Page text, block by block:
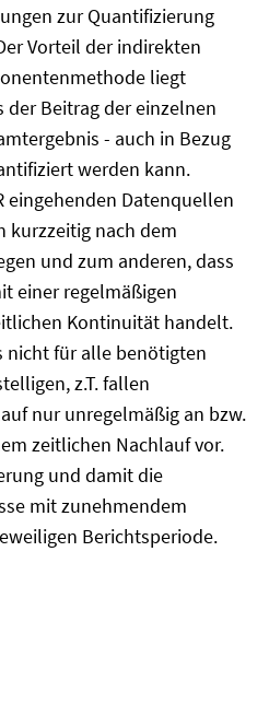
zur Quantifizierung
Vorteil der indirekten
liegt
Beitrag der einzelnen
- auch in Bezug
werden kann.
eingehenden Datenquellen
kurzzeitig nach dem
und zum anderen, dass
einer regelmäßigen
Kontinuität handelt.
nicht für alle benötigten
z.T. fallen
nur unregelmäßig an bzw.
zeitlichen Nachlauf vor.
und damit die
mit zunehmendem
Berichtsperiode.